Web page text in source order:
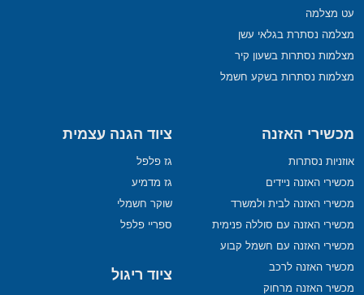
עט מצלמה
מצלמה נסתרת בגלאי עשן
מצלמות נסתרות בשעון קיר
מצלמות נסתרות בשקע חשמל
מכשירי האזנה
אוזניות נסתרות
מכשירי האזנה ניידים
מכשירי האזנה לבית ולמשרד
מכשירי האזנה עם סוללה פנימית
מכשירי האזנה עם חשמל קבוע
מכשיר האזנה לרכב
מכשיר האזנה מרחוק
ציוד הגנה עצמית
גז פלפל
גז מדמיע
שוקר חשמלי
ספריי פלפל
ציוד ריגול